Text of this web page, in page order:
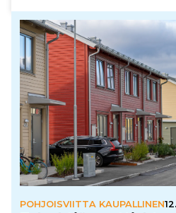
POHJOISVIITTA KAUPALLINEN